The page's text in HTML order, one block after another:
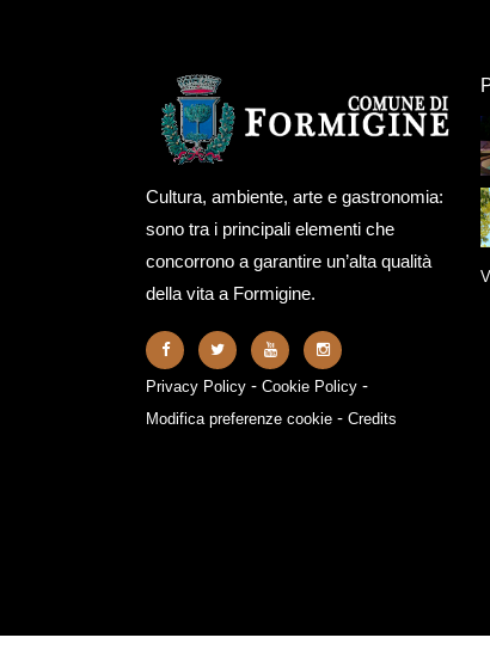
Cultura, ambiente, arte e gastronomia:
sono tra i principali elementi che
concorrono a garantire un’alta qualità
della vita a Formigine.
Privacy Policy - Cookie Policy -
Modifica preferenze cookie - Credits